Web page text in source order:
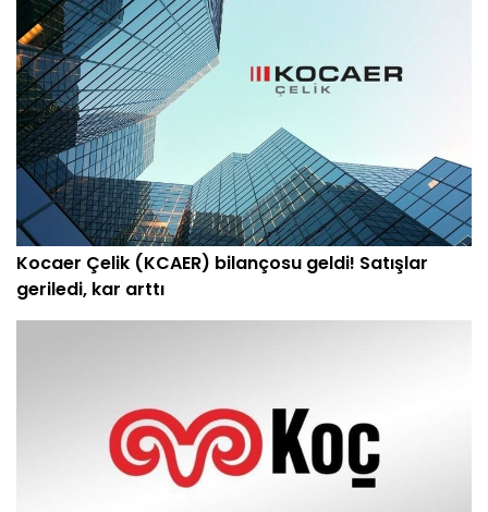
Kocaer Çelik (KCAER) bilançosu geldi! Satışlar
geriledi, kar arttı